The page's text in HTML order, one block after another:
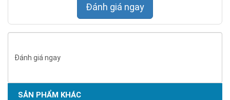
Đánh giá ngay
Đánh giá ngay
SẢN PHẨM KHÁC